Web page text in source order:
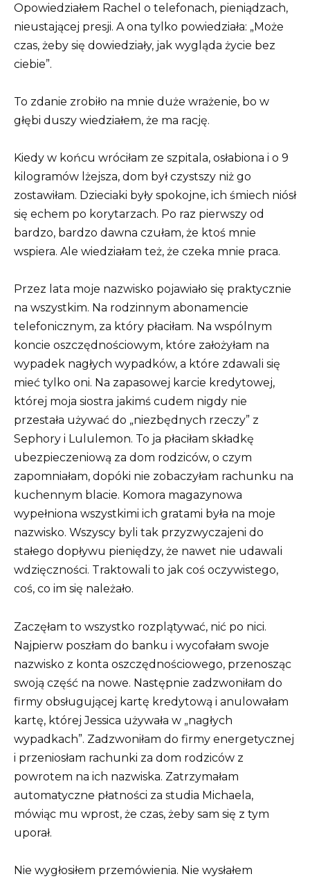
Opowiedziałem Rachel o telefonach, pieniądzach,
nieustającej presji. A ona tylko powiedziała: „Może
czas, żeby się dowiedziały, jak wygląda życie bez
ciebie”.
To zdanie zrobiło na mnie duże wrażenie, bo w
głębi duszy wiedziałem, że ma rację.
Kiedy w końcu wróciłam ze szpitala, osłabiona i o 9
kilogramów lżejsza, dom był czystszy niż go
zostawiłam. Dzieciaki były spokojne, ich śmiech niósł
się echem po korytarzach. Po raz pierwszy od
bardzo, bardzo dawna czułam, że ktoś mnie
wspiera. Ale wiedziałam też, że czeka mnie praca.
Przez lata moje nazwisko pojawiało się praktycznie
na wszystkim. Na rodzinnym abonamencie
telefonicznym, za który płaciłam. Na wspólnym
koncie oszczędnościowym, które założyłam na
wypadek nagłych wypadków, a które zdawali się
mieć tylko oni. Na zapasowej karcie kredytowej,
której moja siostra jakimś cudem nigdy nie
przestała używać do „niezbędnych rzeczy” z
Sephory i Lululemon. To ja płaciłam składkę
ubezpieczeniową za dom rodziców, o czym
zapomniałam, dopóki nie zobaczyłam rachunku na
kuchennym blacie. Komora magazynowa
wypełniona wszystkimi ich gratami była na moje
nazwisko. Wszyscy byli tak przyzwyczajeni do
stałego dopływu pieniędzy, że nawet nie udawali
wdzięczności. Traktowali to jak coś oczywistego,
coś, co im się należało.
Zaczęłam to wszystko rozplątywać, nić po nici.
Najpierw poszłam do banku i wycofałam swoje
nazwisko z konta oszczędnościowego, przenosząc
swoją część na nowe. Następnie zadzwoniłam do
firmy obsługującej kartę kredytową i anulowałam
kartę, której Jessica używała w „nagłych
wypadkach”. Zadzwoniłam do firmy energetycznej
i przeniosłam rachunki za dom rodziców z
powrotem na ich nazwiska. Zatrzymałam
automatyczne płatności za studia Michaela,
mówiąc mu wprost, że czas, żeby sam się z tym
uporał.
Nie wygłosiłem przemówienia. Nie wysłałem